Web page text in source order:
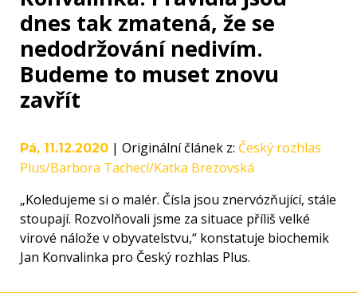
dnes tak zmatená, že se
nedodržování nedivím.
Budeme to muset znovu
zavřít
Pá, 11.12.2020 | Originální článek z: Český rozhlas
Plus/Barbora Tachecí/Katka Brezovská
„Koledujeme si o malér. Čísla jsou znervózňující, stále
stoupají. Rozvolňovali jsme za situace příliš velké
virové nálože v obyvatelstvu,“ konstatuje biochemik
Jan Konvalinka pro Český rozhlas Plus.